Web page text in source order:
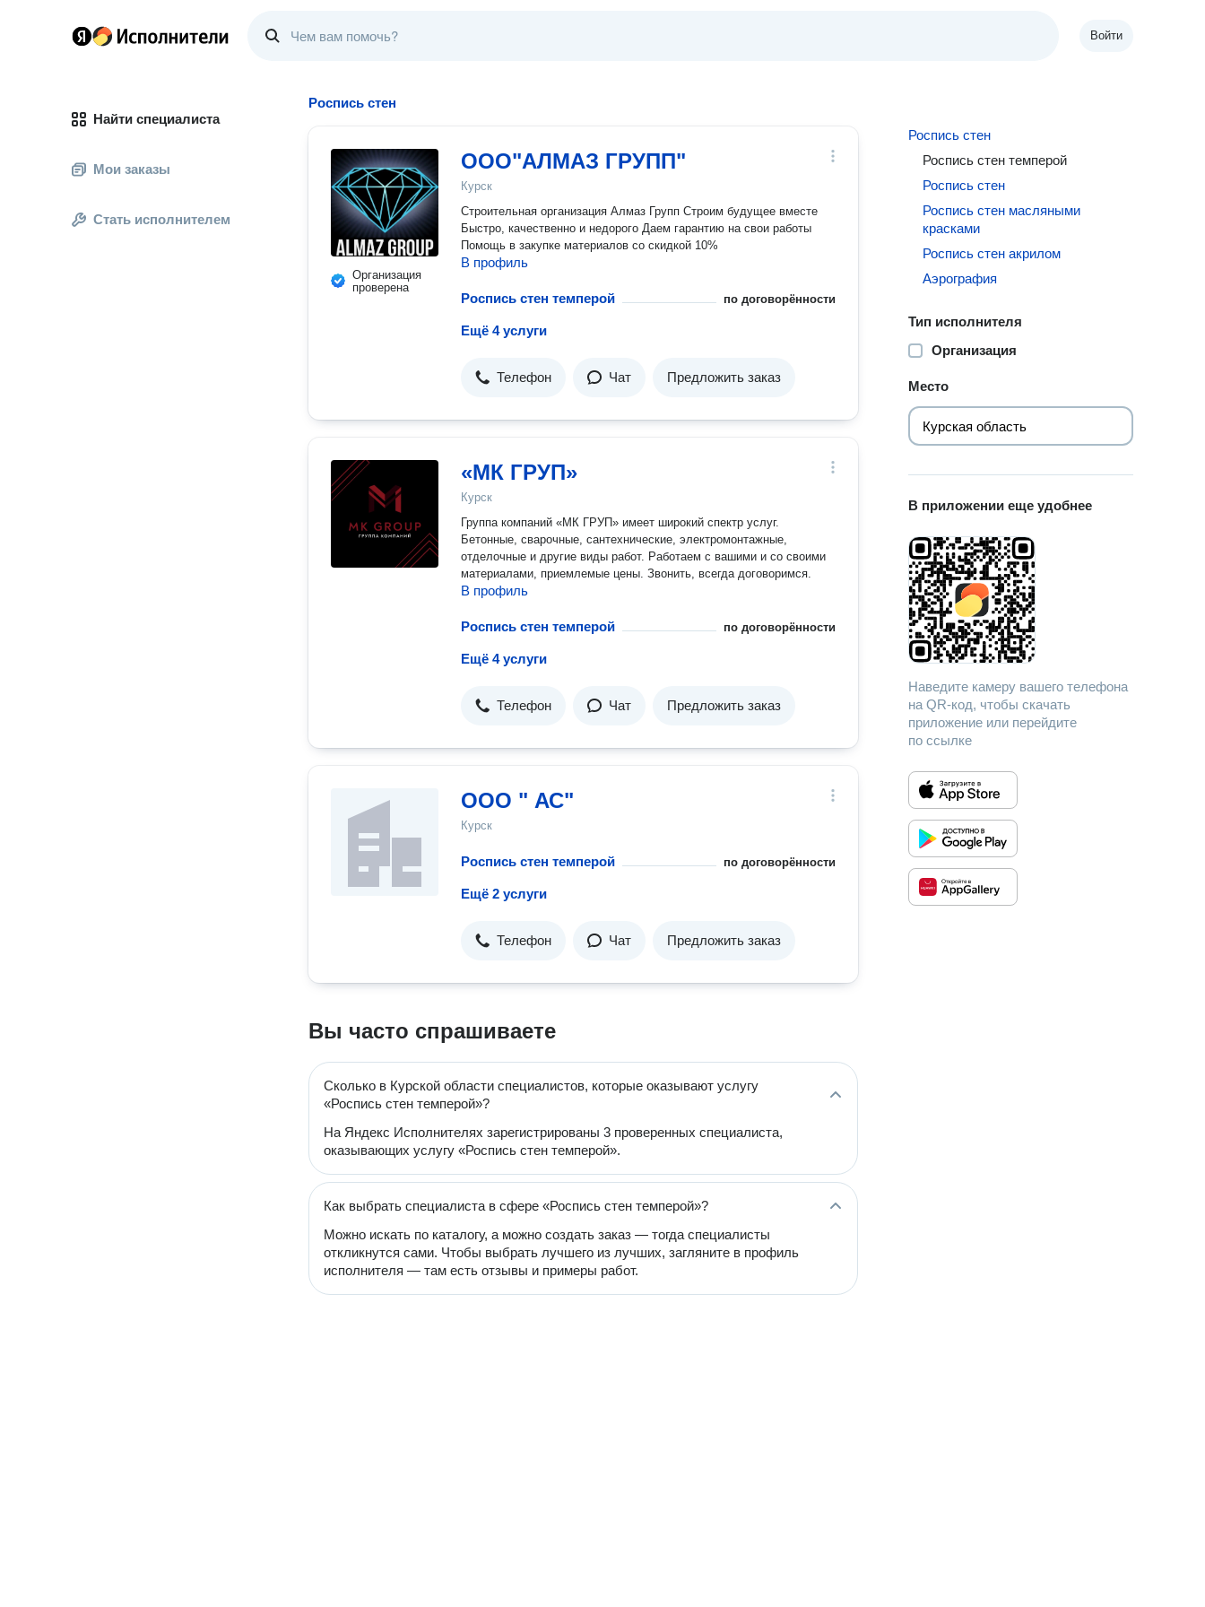
Войти
Найти специалиста
Мои заказы
Стать исполнителем
Роспись стен
Организация
проверена
ООО"АЛМАЗ ГРУПП"
Курск
Строительная организация Алмаз Групп Строим будущее вместе
Быстро, качественно и недорого Даем гарантию на свои работы
Помощь в закупке материалов со скидкой 10%
В профиль
Роспись стен темперой по договорённости
Ещё 4 услуги
Телефон Чат Предложить заказ
«МК ГРУП»
Курск
Группа компаний «МК ГРУП» имеет широкий спектр услуг.
Бетонные, сварочные, сантехнические, электромонтажные,
отделочные и другие виды работ. Работаем с вашими и со своими
материалами, приемлемые цены. Звонить, всегда договоримся.
В профиль
Роспись стен темперой по договорённости
Ещё 4 услуги
Телефон Чат Предложить заказ
ООО " АС"
Курск
Роспись стен темперой по договорённости
Ещё 2 услуги
Телефон Чат Предложить заказ
Вы часто спрашиваете
Сколько в Курской области специалистов, которые оказывают услугу
«Роспись стен темперой»?
На Яндекс Исполнителях зарегистрированы 3 проверенных специалиста,
оказывающих услугу «Роспись стен темперой».
Как выбрать специалиста в сфере «Роспись стен темперой»?
Можно искать по каталогу, а можно создать заказ — тогда специалисты
откликнутся сами. Чтобы выбрать лучшего из лучших, загляните в профиль
исполнителя — там есть отзывы и примеры работ.
Роспись стен
Роспись стен темперой
Роспись стен
Роспись стен масляными
красками
Роспись стен акрилом
Аэрография
Тип исполнителя
Организация
Место
В приложении еще удобнее
Наведите камеру вашего телефона
на QR-код, чтобы скачать
приложение или перейдите
по ссылке